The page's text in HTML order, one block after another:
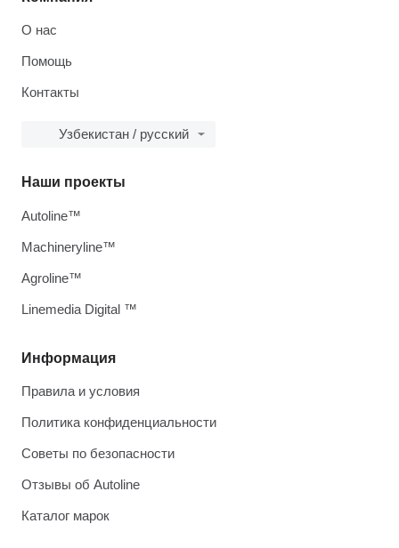
О нас
Помощь
Контакты
Узбекистан / русский
Информация
Правила и условия
Политика конфиденциальности
Советы по безопасности
Отзывы об Autoline
Каталог марок
Наши проекты
Autoline™
Machineryline™
Agroline™
Linemedia Digital ™